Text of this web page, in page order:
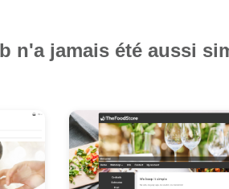
n'a jamais été aussi